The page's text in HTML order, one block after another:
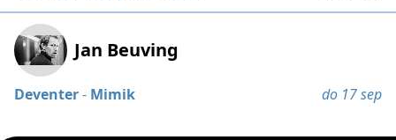
Jan Beuving
Deventer- Mimik do 17 sep